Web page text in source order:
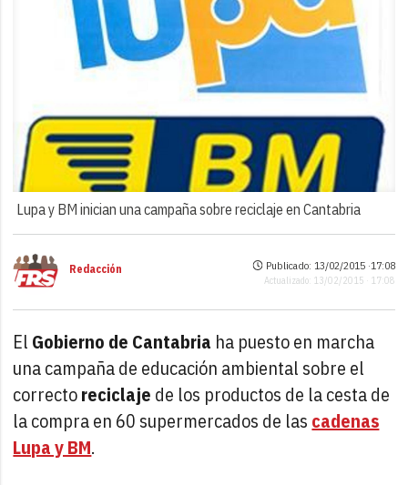
Lupa y BM inician una campaña sobre reciclaje en Cantabria
Redacción Publicado: 13/02/2015 ·17:08
Actualizado: 13/02/2015 · 17:08
El Gobierno de Cantabria ha puesto en marcha
una campaña de educación ambiental sobre el
correctoreciclaje de los productos de la cesta de
la compra en 60 supermercados de las cadenas
Lupa y BM.